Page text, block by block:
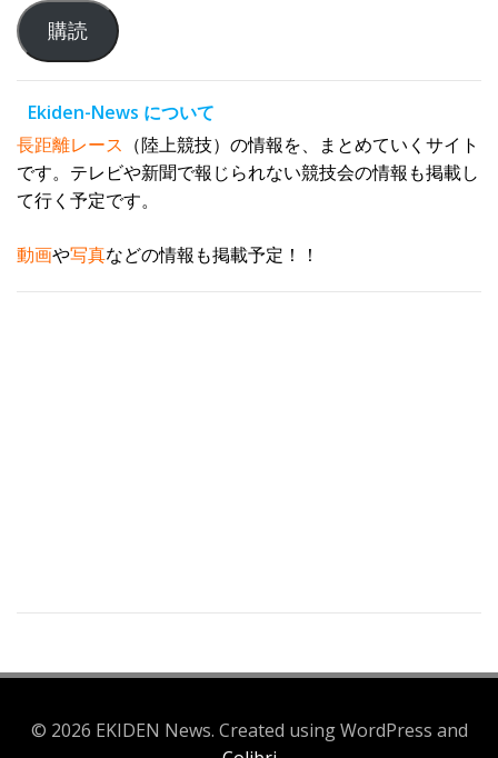
ル
ア
ド
レ
ス
購読
Ekiden-News について
長距離レース （陸上競技）の情報を、まとめていくサイト
です。テレビや新聞で報じられない競技会の情報も掲載し
て行く予定です。
動画や写真などの情報も掲載予定！！
© 2026 EKIDEN News. Created using WordPress and